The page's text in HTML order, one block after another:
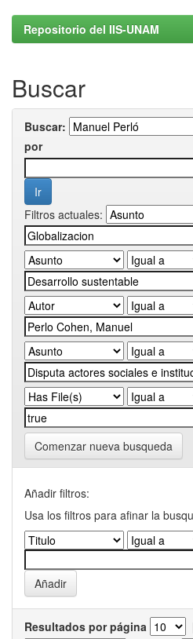
Repositorio del IIS-UNAM
Buscar
Buscar:
por
Filtros actuales:
Comenzar nueva busqueda
Añadir filtros:
Usa los filtros para afinar la
Resultados por página